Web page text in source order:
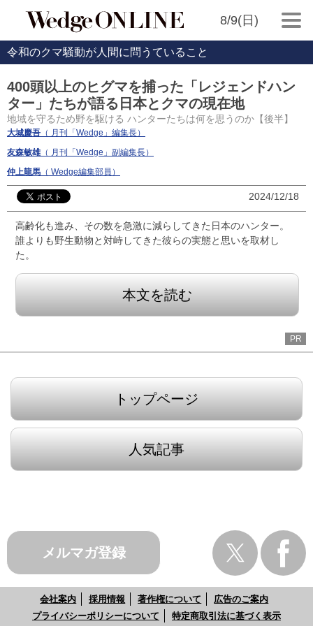
8/9(日)
令和のクマ騒動が人間に問うていること
400頭以上のヒグマを捕った「レジェンドハン
ター」たちが語る日本とクマの現在地
地域を守るため野を駆ける ハンターたちは何を思うのか【後半】
大城慶吾 （ 月刊「Wedge」編集長）
友森敏雄（ 月刊「Wedge」副編集長）
仲上龍馬 （ Wedge編集部員）
2024/12/18
高齢化も進み、その数を急激に減らしてきた日本のハンター。
誰よりも野生動物と対峙してきた彼らの実態と思いを取材し
た。
本文を読む
PR
トップページ
人気記事
メルマガ登録
会社案内 採用情報 著作権について
広告のご案内
プライバシーポリシーについて
特定商取引法に基づく表示